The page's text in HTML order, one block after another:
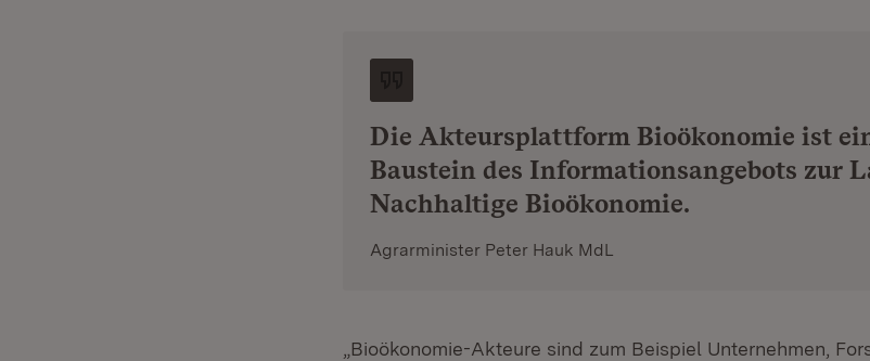
Die Akteursplattform Bioökonomie ist
Baustein des Informationsangebots zur
Nachhaltige Bioökonomie.
Agrarminister Peter Hauk MdL
„Bioökonomie-Akteure sind zum Beispiel Unternehmen,